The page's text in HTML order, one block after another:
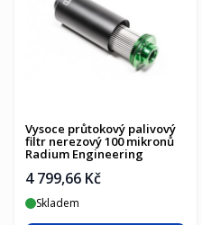
Vysoce průtokový palivový
filtr nerezový 100 mikronů
Radium Engineering
4 799,66 Kč
Skladem